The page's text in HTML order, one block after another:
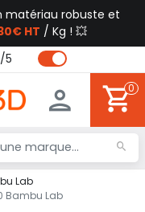
matériau robuste et
HT / Kg ! 💥
/5
0
Lab
Bambu Lab